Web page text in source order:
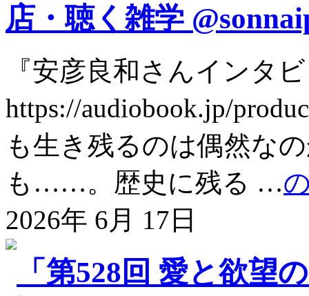
店・聴く雑学
『安彦良和さんインタ
https://audiobook.jp/
も生き残るのは偶然な
も……。歴史に残る …
2026年 6月 17日
「第528回 愛と欲望